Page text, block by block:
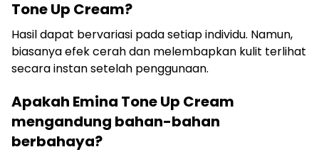
Tone Up Cream?
Hasil dapat bervariasi pada setiap individu. Namun,
biasanya efek cerah dan melembapkan kulit terlihat
secara instan setelah penggunaan.
Apakah Emina Tone Up Cream
mengandung bahan-bahan
berbahaya?